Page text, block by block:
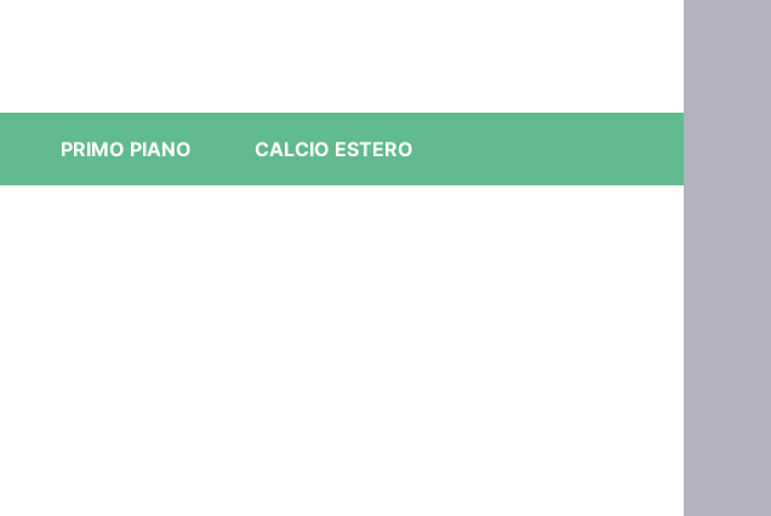
PRIMO PIANO CALCIO ESTERO